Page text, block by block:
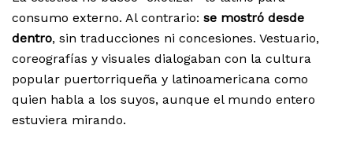
consumo externo. Al contrario: se mostró desde
dentro, sin traducciones ni concesiones. Vestuario,
coreografías y visuales dialogaban con la cultura
popular puertorriqueña y latinoamericana como
quien habla a los suyos, aunque el mundo entero
estuviera mirando.